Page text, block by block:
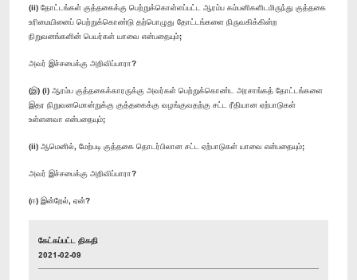
(ii) தோட்டங்கள் குத்தகைக்கு பெற்றுக்கொள்ளப்பட்ட ஆரம்ப கம்பனிகளிடமிருந்து குத்தகை
உரிமையினைப் பெற்றுக்கொண்டு தற்பொழுது தோட்டங்களை நிருவகிக்கின்ற
நிறுவனங்களின் பெயர்கள் யாவை என்பதையும்;
அவர் இச்சபைக்கு அறிவிப்பாரா?
(இ) (i) ஆரம்ப குத்தகைக்காரருக்கு அவர்கள் பெற்றுக்கொண்ட அரசாங்கத் தோட்டங்களை
இதர நிறுவனமொன்றுக்கு குத்தகைக்கு வழங்குவதற்கு சட்ட ரீதியான ஏற்பாடுகள்
உள்ளனவா என்பதையும்;
(ii) ஆமெனில், மேற்படி குத்தகை தொடர்பிலான சட்ட ஏற்பாடுகள் யாவை என்பதையும்;
அவர் இச்சபைக்கு அறிவிப்பாரா?
(ஈ) இன்றேல், ஏன்?
கேட்கப்பட்ட திகதி
2021-02-09